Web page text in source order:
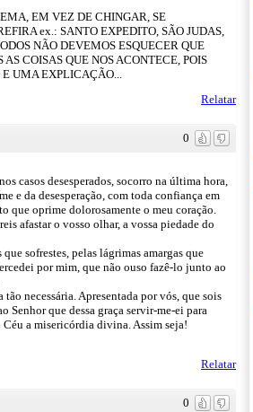
EM VEZ DE CHINGAR, SE
ex.: SANTO EXPEDITO, SÃO JUDAS,
NÃO DEVEMOS ESQUECER QUE
COISAS QUE NOS ACONTECE, POIS
UMA EXPLICAÇÃO...
Relatar
0
casos desesperados, socorro na última hora,
e da desesperação, com toda confiança em
que oprime dolorosamente o meu coração.
afastar o vosso olhar, a vossa piedade do
sofrestes, pelas lágrimas amargas que
por mim, que não ouso fazê-lo junto ao
necessária. Apresentada por vós, que sois
Senhor que dessa graça servir-me-ei para
a misericórdia divina. Assim seja!
Relatar
0